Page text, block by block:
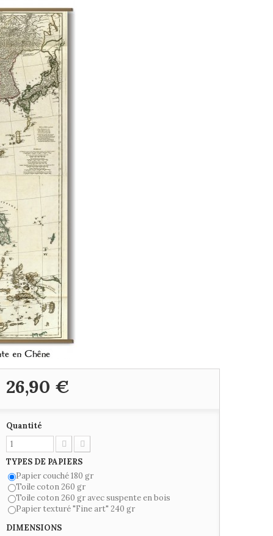
26,90 €
Quantité
TYPES DE PAPIERS
Papier couché 180 gr
Toile coton 260 gr
Toile coton 260 gr avec suspente en bois
Papier texturé "Fine art" 240 gr
DIMENSIONS